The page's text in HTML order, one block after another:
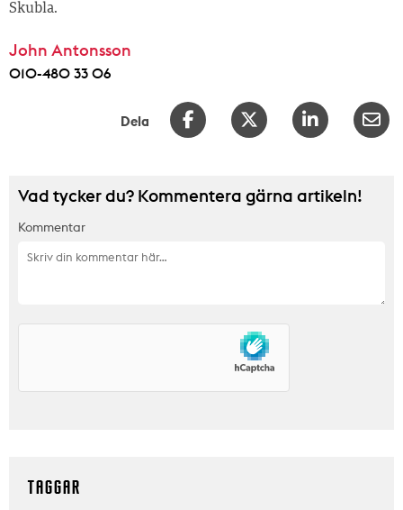
Skubla.
John Antonsson
010-480 33 06
Dela
Vad tycker du? Kommentera gärna artikeln!
Kommentar
TAGGAR